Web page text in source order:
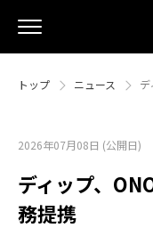
トップ ニュース
2026年07月08日 (公開日)
ディップ、
務提携